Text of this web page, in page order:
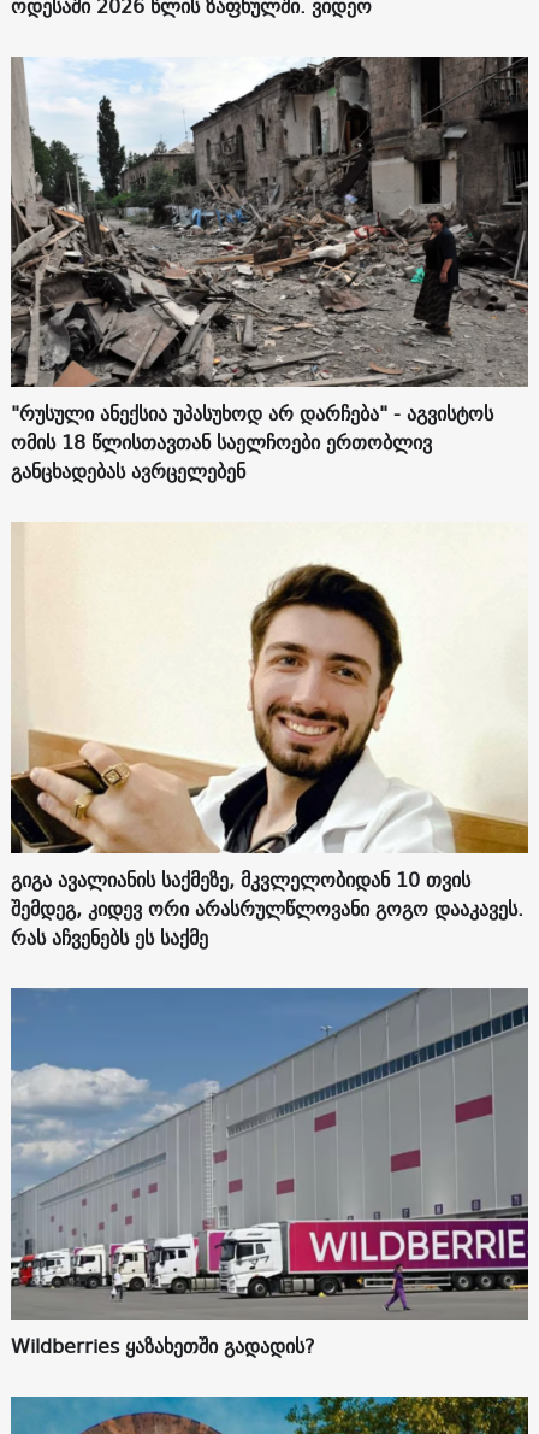
"რუსული ანექსია უპასუხოდ არ დარჩება" - აგვისტოს
ომის 18 წლისთავთან საელჩოები ერთობლივ
განცხადებას ავრცელებენ
გიგა ავალიანის საქმეზე, მკვლელობიდან 10 თვის
შემდეგ, კიდევ ორი არასრულწლოვანი გოგო დააკავეს.
რას აჩვენებს ეს საქმე
Wildberries ყაზახეთში გადადის?